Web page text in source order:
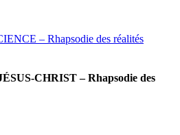
CHRIST – Rhapsodie des